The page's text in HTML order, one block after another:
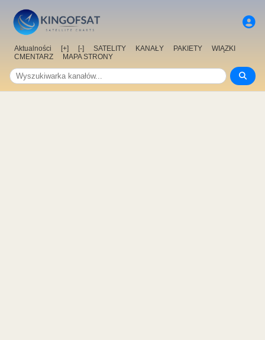
Aktualności [+] [-] SATELITY KANAŁY PAKIETY
WIĄZKI
CMENTARZ
MAPA STRONY